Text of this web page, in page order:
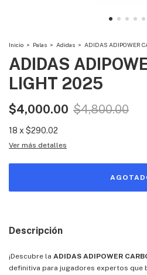
Inicio > Palas > Adidas > ADIDAS ADIPOWER
ADIDAS
LIGHT 2025
$4,000.00 $4,800.00
18 x $290.02
Ver más detalles
Descripción
¡Descubre la ADIDAS ADIPOWER
definitiva para jugadores expertos que